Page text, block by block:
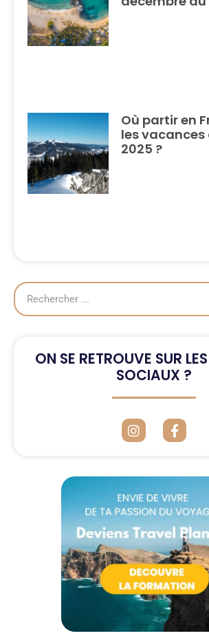
Où partir en
les vacances
2025 ?
ON SE RETROUVE SUR
SOCIAUX ?